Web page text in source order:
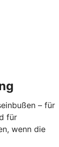
– für
für
wenn die